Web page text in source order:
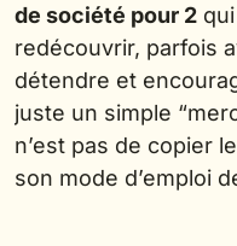
de société pour 2
redécouvrir, parfois
détendre et
juste un simple
n’est pas de copier
son mode d’emploi